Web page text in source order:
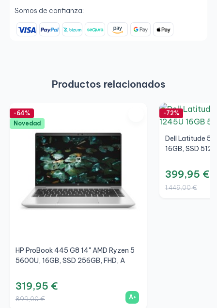
Somos de confianza:
Productos relacionados
-64%
Novedad
HP ProBook 445 G8 14" AMD Ryzen 5
5600U, 16GB, SSD 256GB, FHD, A
319,95 €
899,00 € A+
-72%
Dell Latitude
16GB, SSD
399,95 €
1.449,00 €